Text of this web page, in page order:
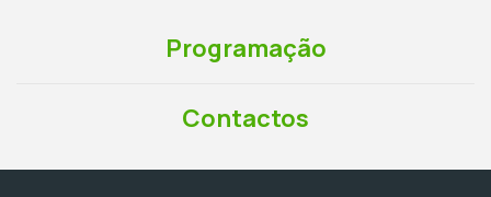
Programação
Contactos